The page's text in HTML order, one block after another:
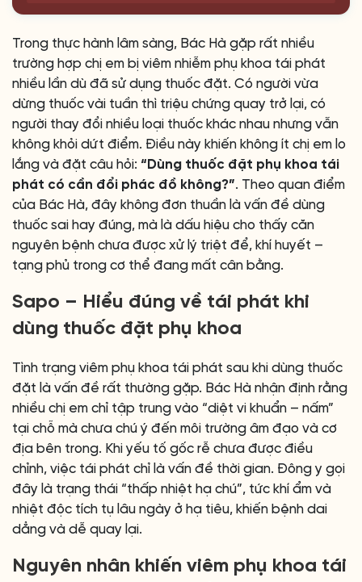
Trong thực hành lâm sàng, Bác Hà gặp rất nhiều
trường hợp chị em bị viêm nhiễm phụ khoa tái phát
nhiều lần dù đã sử dụng thuốc đặt. Có người vừa
dừng thuốc vài tuần thì triệu chứng quay trở lại, có
người thay đổi nhiều loại thuốc khác nhau nhưng vẫn
không khỏi dứt điểm. Điều này khiến không ít chị em lo
lắng và đặt câu hỏi: “Dùng thuốc đặt phụ khoa tái
phát có cần đổi phác đồ không?”. Theo quan điểm
của Bác Hà, đây không đơn thuần là vấn đề dùng
thuốc sai hay đúng, mà là dấu hiệu cho thấy căn
nguyên bệnh chưa được xử lý triệt để, khí huyết –
tạng phủ trong cơ thể đang mất cân bằng.
Sapo – Hiểu đúng về tái phát khi
dùng thuốc đặt phụ khoa
Tình trạng viêm phụ khoa tái phát sau khi dùng thuốc
đặt là vấn đề rất thường gặp. Bác Hà nhận định rằng
nhiều chị em chỉ tập trung vào “diệt vi khuẩn – nấm”
tại chỗ mà chưa chú ý đến môi trường âm đạo và cơ
địa bên trong. Khi yếu tố gốc rễ chưa được điều
chỉnh, việc tái phát chỉ là vấn đề thời gian. Đông y gọi
đây là trạng thái “thấp nhiệt hạ chú”, tức khí ẩm và
nhiệt độc tích tụ lâu ngày ở hạ tiêu, khiến bệnh dai
dẳng và dễ quay lại.
Nguyên nhân khiến viêm phụ khoa tái